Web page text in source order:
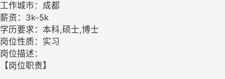
工作城市：成都
薪资：3k-5k
学历要求：本科,硕士,博士
岗位性质：实习
岗位描述：
【岗位职责】